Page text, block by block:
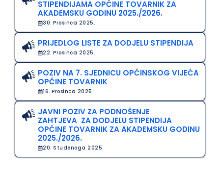
STIPENDIJAMA OPĆINE TOVARNIK ZA
AKADEMSKU GODINU 2025./2026.
30. Prosinca 2025.
PRIJEDLOG LISTE ZA DODJELU STIPENDIJA
22. Prosinca 2025.
POZIV NA 7. SJEDNICU OPĆINSKOG VIJEĆA
OPĆINE TOVARNIK
16. Prosinca 2025.
JAVNI POZIV ZA PODNOŠENJE
ZAHTJEVA ZA DODJELU STIPENDIJA
OPĆINE TOVARNIK ZA AKADEMSKU GODINU
2025./2026.
20. Studenoga 2025.